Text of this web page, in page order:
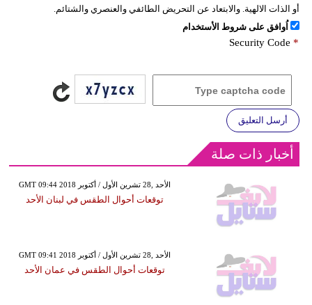
أو الذات الالهية. والابتعاد عن التحريض الطائفي والعنصري والشتائم.
اُوافق على شروط الأستخدام
Security Code *
أرسل التعليق
أخبار ذات صلة
GMT 09:44 2018 الأحد ,28 تشرين الأول / أكتوبر
توقعات أحوال الطقس في لبنان الأحد
GMT 09:41 2018 الأحد ,28 تشرين الأول / أكتوبر
توقعات أحوال الطقس في عمان الأحد